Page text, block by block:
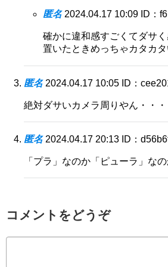
匿名 2024.04.17 10:09 ID：
確かに違和感すごくてダサく
置いたときめっちゃカタカタ
匿名 2024.04.17 10:05 ID：
絶対ダサいカメラ周りやん・・・
匿名 2024.04.17 20:13 ID：
「プラ」なのか「ピューラ」な
コメントをどうぞ